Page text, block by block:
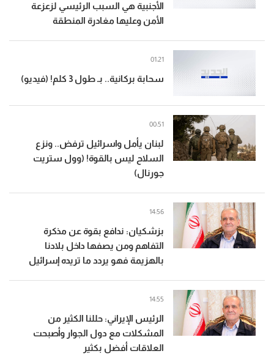
الأجنبية هي السبب الرئيسي لزعزعة
الأمن وعليها مغادرة المنطقة
سحابة بركانية.. بـ طول 3 كلم! (فيديو)
01:21
لبنان يأمل واسرائيل ترفض.. ونزع
السلاح ليس بالقوة! (وول ستريت
جورنال)
00:51
بزشكيان: ندافع بقوة عن مذكرة
التفاهم ومن يصفها داخل بلادنا
بالهزيمة فهو يردد ما تريده إسرائيل
14:56
الرئيس الإيراني: حللنا الكثير من
المشكلات مع دول الجوار وأصبحت
العلاقات أفضل بكثير
14:55